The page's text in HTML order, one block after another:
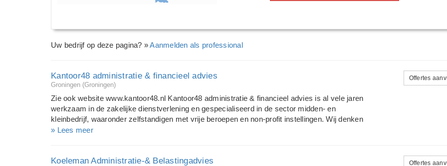
Uw bedrijf op deze pagina? »Aanmelden als professional
Kantoor48 administratie & financieel advies
Groningen (Groningen)
Zie ook website www.kantoor48.nl Kantoor48 administratie & financieel advies is al vele jaren
werkzaam in de zakelijke dienstverlening en gespecialiseerd in de sector midden- en
kleinbedrijf, waaronder zelfstandigen met vrije beroepen en non-profit instellingen. Wij denken
met u mee! Als ondernemer of zelfstandige wilt u zich uiteraard bezighouden met uw bedrijf
dienstverlening Wij van Kantoor48 nemen al die 'vervelende', maar o zo noodzakelijke
» Lees meer
Offertes
Koeleman Administratie-& Belastingadvies Offertes